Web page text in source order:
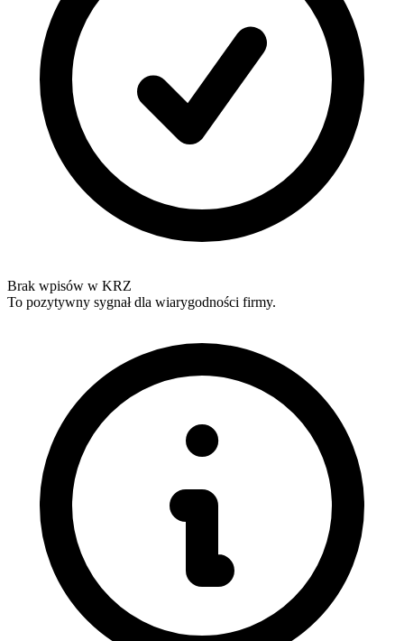
Brak wpisów w KRZ
To pozytywny sygnał dla wiarygodności firmy.